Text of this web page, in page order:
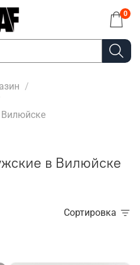
0
в Вилюйске
Сортировка